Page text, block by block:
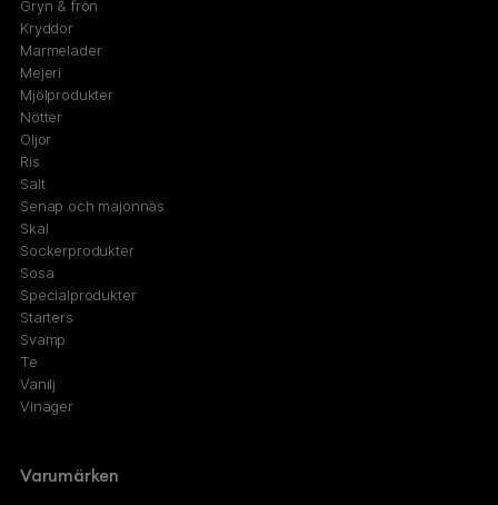
Gryn & frön
Kryddor
Marmelader
Mejeri
Mjölprodukter
Nötter
Oljor
Ris
Salt
Senap och majonnäs
Skal
Sockerprodukter
Sosa
Specialprodukter
Starters
Svamp
Te
Vanilj
Vinäger
Varumärken